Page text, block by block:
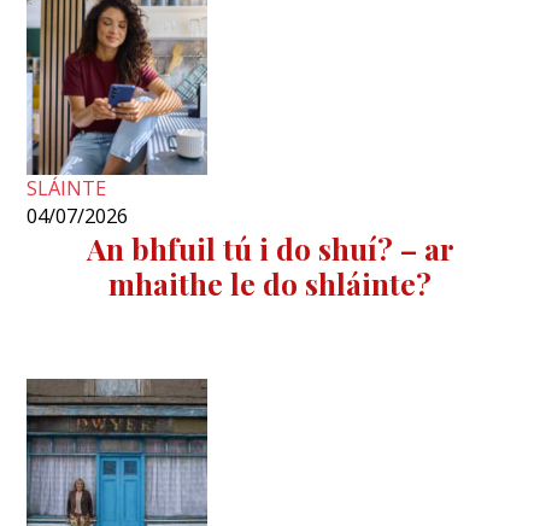
SLÁINTE
04/07/2026
An bhfuil tú i do shuí? – ar
mhaithe le do shláinte?